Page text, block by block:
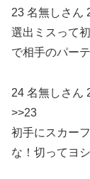
23 名無しさん
選出ミスって
で相手のパー
24 名無しさん
>>23
初手にスカー
な！切ってヨシ